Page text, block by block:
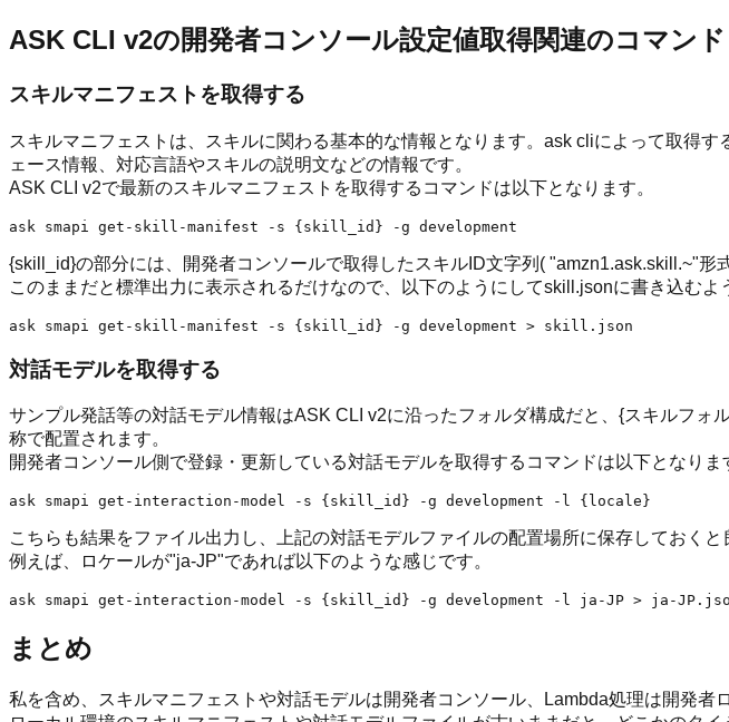
ASK CLI v2の開発者コンソール設定値取得関連のコマンド
スキルマニフェストを取得する
スキルマニフェストは、スキルに関わる基本的な情報となります。ask cliによって取得
ェース情報、対応言語やスキルの説明文などの情報です。
ASK CLI v2で最新のスキルマニフェストを取得するコマンドは以下となります。
{skill_id}の部分には、開発者コンソールで取得したスキルID文字列( "amzn1.ask.skill.~"形
このままだと標準出力に表示されるだけなので、以下のようにしてskill.jsonに書き込むよ
対話モデルを取得する
サンプル発話等の対話モデル情報はASK CLI v2に沿ったフォルダ構成だと、{スキルフォ
称で配置されます。
開発者コンソール側で登録・更新している対話モデルを取得するコマンドは以下となりま
こちらも結果をファイル出力し、上記の対話モデルファイルの配置場所に保存しておくと
例えば、ロケールが"ja-JP"であれば以下のような感じです。
まとめ
私を含め、スキルマニフェストや対話モデルは開発者コンソール、Lambda処理は開発